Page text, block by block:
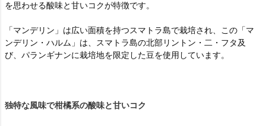
を思わせる酸味と甘いコクが特徴です。
「マンデリン」は広い面積を持つスマトラ島で栽培され、この「マ
ンデリン・ハルム」は、スマトラ島の北部リントン・二・フタ及
び、パランギナンに栽培地を限定した豆を使用しています。
独特な風味で柑橘系の酸味と甘いコク